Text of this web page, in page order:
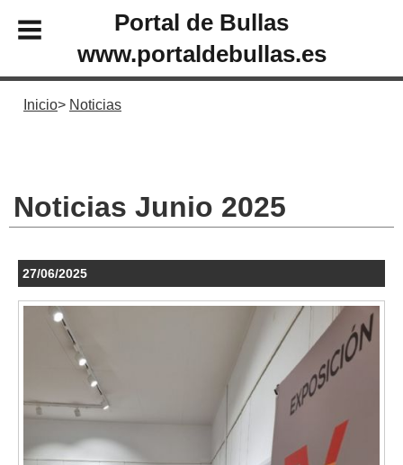
Portal de Bullas
www.portaldebullas.es
Inicio Noticias
Noticias Junio 2025
27/06/2025